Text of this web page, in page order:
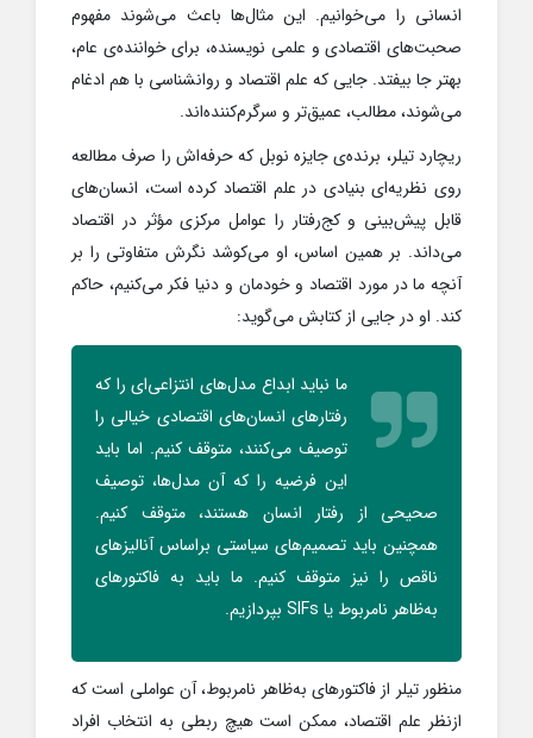
انسانی را می‌خوانیم. این مثال‌ها باعث می‌شوند مفهوم
صحبت‌های اقتصادی و علمی نویسنده، برای خواننده‌ی عام،
بهتر جا بیفتد. جایی که علم اقتصاد و روانشناسی با هم ادغام
می‌شوند، مطالب، عمیق‌تر و سرگرم‌کننده‌اند.
ریچارد تیلر، برنده‌ی جایزه نوبل که حرفه‌اش را صرف مطالعه
روی نظریه‌ای بنیادی در علم اقتصاد کرده است، انسان‌های
قابل پیش‌بینی و کج‌رفتار را عوامل مرکزی مؤثر در اقتصاد
می‌داند. بر همین اساس، او می‌کوشد نگرش متفاوتی را بر
آنچه ما در مورد اقتصاد و خودمان و دنیا فکر می‌کنیم، حاکم
کند. او در جایی از کتابش می‌گوید:
ما نباید ابداع مدل‌های انتزاعی‌ای را که
رفتارهای انسان‌های اقتصادی خیالی را
توصیف می‌کنند، متوقف کنیم. اما باید
این فرضیه را که آن مدل‌ها، توصیف
صحیحی از رفتار انسان هستند، متوقف کنیم.
همچنین باید تصمیم‌های سیاستی براساس آنالیزهای
ناقص را نیز متوقف کنیم. ما باید به فاکتورهای
به‌ظاهر نامربوط یا SIFs بپردازیم.
منظور تیلر از فاکتورهای به‌ظاهر نامربوط، آن عواملی است که
ازنظر علم اقتصاد، ممکن است هیچ ربطی به انتخاب افراد